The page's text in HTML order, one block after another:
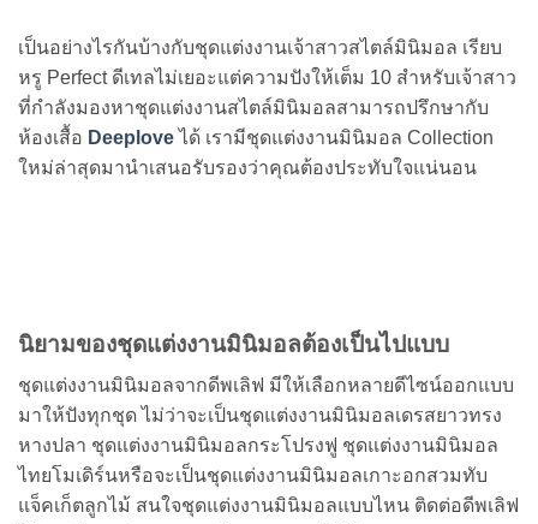
เป็นอย่างไรกันบ้างกับชุดแต่งงานเจ้าสาวสไตล์มินิมอล เรียบ
หรู Perfect ดีเทลไม่เยอะแต่ความปังให้เต็ม 10 สำหรับเจ้าสาว
ที่กำลังมองหาชุดแต่งงานสไตล์มินิมอลสามารถปรึกษากับ
ห้องเสื้อ Deeplove ได้ เรามีชุดแต่งงานมินิมอล Collection
ใหม่ล่าสุดมานำเสนอรับรองว่าคุณต้องประทับใจแน่นอน
นิยามของชุดแต่งงานมินิมอลต้องเป็นไปแบบ
ชุดแต่งงานมินิมอลจากดีพเลิฟ มีให้เลือกหลายดีไซน์ออกแบบ
มาให้ปังทุกชุด ไม่ว่าจะเป็นชุดแต่งงานมินิมอลเดรสยาวทรง
หางปลา ชุดแต่งงานมินิมอลกระโปรงฟู ชุดแต่งงานมินิมอล
ไทยโมเดิร์นหรือจะเป็นชุดแต่งงานมินิมอลเกาะอกสวมทับ
แจ็คเก็ตลูกไม้ สนใจชุดแต่งงานมินิมอลแบบไหน ติดต่อดีพเลิฟ